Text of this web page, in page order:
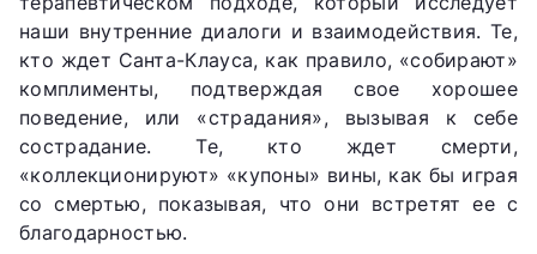
наши внутренние диалоги и взаимодействия. Те,
кто ждет Санта-Клауса, как правило, «собирают»
комплименты, подтверждая свое хорошее
поведение, или «страдания», вызывая к себе
сострадание. Те, кто ждет смерти,
«коллекционируют» «купоны» вины, как бы играя
со смертью, показывая, что они встретят ее с
благодарностью.